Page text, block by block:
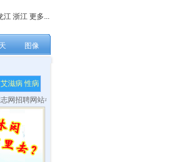
江 浙江 更多...
图像
艾滋病 性病
网招聘网站各栏目内容编辑，网站技术及美工等